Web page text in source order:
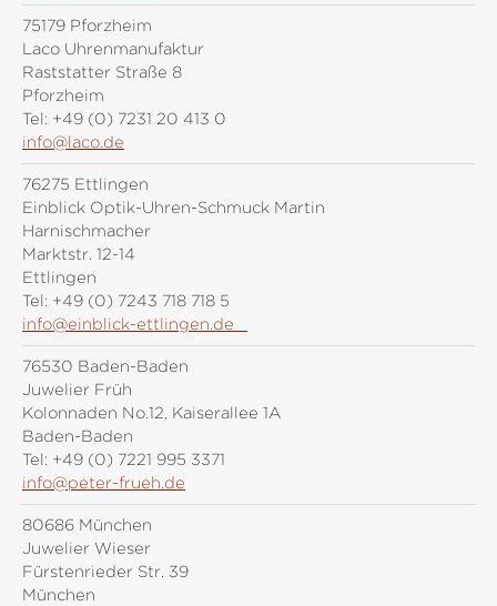
75179 Pforzheim
Laco Uhrenmanufaktur
Raststatter Straße 8
Pforzheim
Tel: +49 (0) 7231 20 413 0
info@laco.de
76275 Ettlingen
Einblick Optik-Uhren-Schmuck Martin
Harnischmacher
Marktstr. 12-14
Ettlingen
Tel: +49 (0) 7243 718 718 5
info@einblick-ettlingen.de
76530 Baden-Baden
Juwelier Früh
Kolonnaden No.12, Kaiserallee 1A
Baden-Baden
Tel: +49 (0) 7221 995 3371
info@peter-frueh.de
80686 München
Juwelier Wieser
Fürstenrieder Str. 39
München